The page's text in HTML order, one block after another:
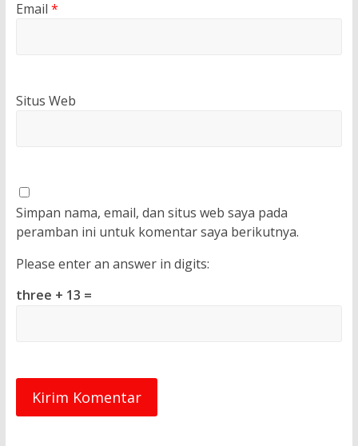
Email *
Situs Web
Simpan nama, email, dan situs web saya pada
peramban ini untuk komentar saya berikutnya.
Please enter an answer in digits:
three + 13 =